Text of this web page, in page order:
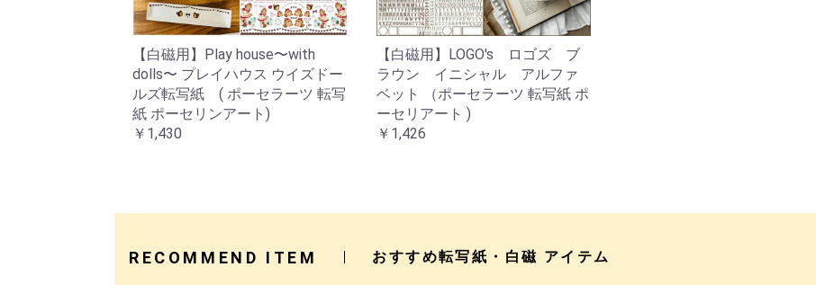
【白磁用】Play house〜with
dolls〜 プレイハウス ウイズドー
ルズ転写紙 ( ポーセラーツ 転写
紙 ポーセリンアート)
￥1,430
【白磁用】LOGO's ロゴズ ブ
ラウン イニシャル アルファ
ベット （ポーセラーツ 転写紙 ポ
ーセリアート )
￥1,426
RECOMMEND ITEM おすすめ転写紙・白磁 アイテム